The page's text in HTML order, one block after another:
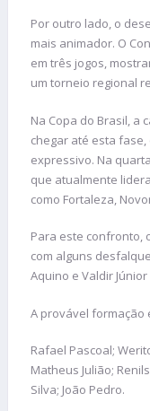
Por outro lado, o
mais animador. O
em três jogos,
um torneio regional
Na Copa do Brasil, a
chegar até esta
expressivo. Na
que atualmente
como Fortaleza,
Para este confronto,
com alguns
Aquino e Valdir
A provável formação
Rafael Pascoal;
Matheus Julião;
Silva; João Pedro.